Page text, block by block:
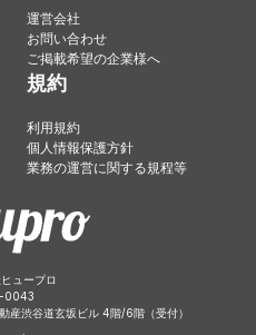
運営会社
お問い合わせ
ご掲載希望の企業様へ
規約
利用規約
個人情報保護方針
業務の運営に関する規程等
ュープロ
0043
産渋谷道玄坂ビル 4階/6階（受付）